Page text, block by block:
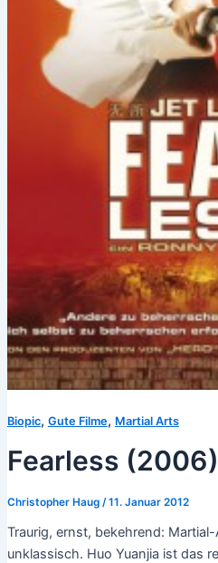
Biopic, Gute Filme, Martial Arts
Fearless (2006)
Christopher Haug /11. Januar 2012
Traurig, ernst, bekehrend:
unklassisch. Huo Yuanjia ist das